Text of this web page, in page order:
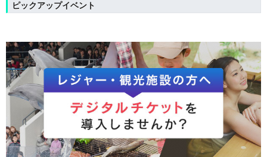
ピックアップイベント